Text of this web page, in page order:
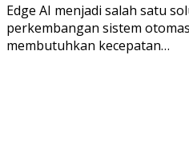
Edge AI menjadi salah satu
perkembangan sistem
membutuhkan kecepatan…